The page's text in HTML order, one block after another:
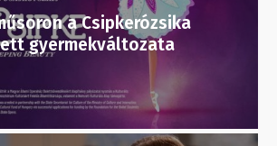
a Csipkerózsika
gyermekváltozata